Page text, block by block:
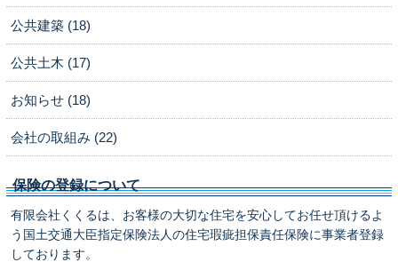
公共建築 (18)
公共土木 (17)
お知らせ (18)
会社の取組み (22)
保険の登録について
有限会社くくるは、お客様の大切な住宅を安心してお任せ頂けるよ
う国土交通大臣指定保険法人の住宅瑕疵担保責任保険に事業者登録
しております。